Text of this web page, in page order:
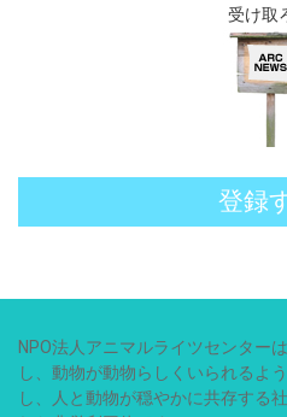
受け取
登録
NPO法人アニマルライツセンター
し、動物が動物らしくいられるよ
し、人と動物が穏やかに共存する